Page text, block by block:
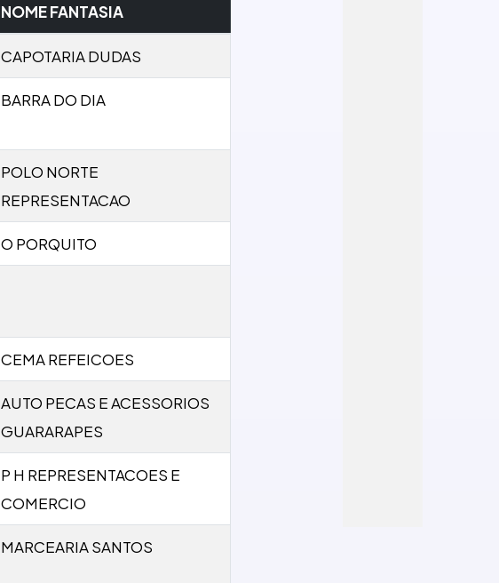
NOME FANTASIA
CAPOTARIA DUDAS
BARRA DO DIA
POLO NORTE
REPRESENTACAO
O PORQUITO
CEMA REFEICOES
AUTO PECAS E ACESSORIOS
GUARARAPES
P H REPRESENTACOES E
COMERCIO
MARCEARIA SANTOS